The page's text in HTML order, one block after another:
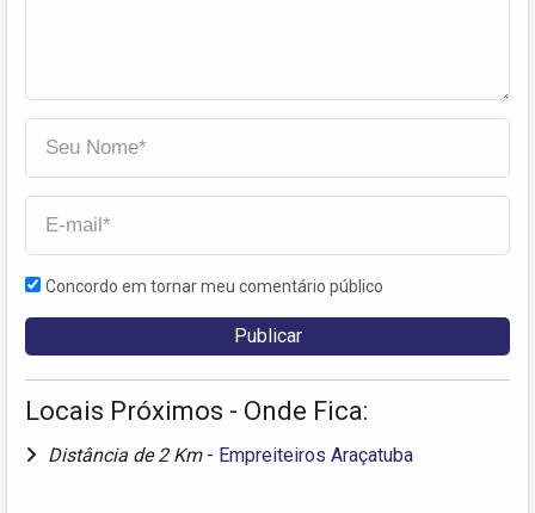
Concordo em tornar meu comentário público
Locais Próximos - Onde Fica:
Distância de 2 Km - Empreiteiros Araçatuba